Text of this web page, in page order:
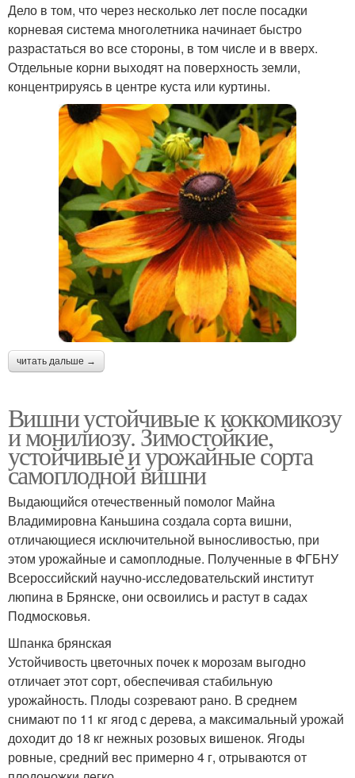
Дело в том, что через несколько лет после посадки
корневая система многолетника начинает быстро
разрастаться во все стороны, в том числе и в вверх.
Отдельные корни выходят на поверхность земли,
концентрируясь в центре куста или куртины.
читать дальше →
Вишни устойчивые к коккомикозу
и монилиозу. Зимостойкие,
устойчивые и урожайные сорта
самоплодной вишни
Выдающийся отечественный помолог Майна
Владимировна Каньшина создала сорта вишни,
отличающиеся исключительной выносливостью, при
этом урожайные и самоплодные. Полученные в ФГБНУ
Всероссийский научно-исследовательский институт
люпина в Брянске, они освоились и растут в садах
Подмосковья.
Шпанка брянская
Устойчивость цветочных почек к морозам выгодно
отличает этот сорт, обеспечивая стабильную
урожайность. Плоды созревают рано. В среднем
снимают по 11 кг ягод с дерева, а максимальный урожай
доходит до 18 кг нежных розовых вишенок. Ягоды
ровные, средний вес примерно 4 г, отрываются от